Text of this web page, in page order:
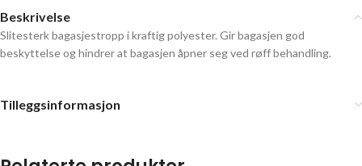
Beskrivelse
Slitesterk bagasjestropp i kraftig polyester. Gir bagasjen god
beskyttelse og hindrer at bagasjen åpner seg ved røff behandling.
Tilleggsinformasjon